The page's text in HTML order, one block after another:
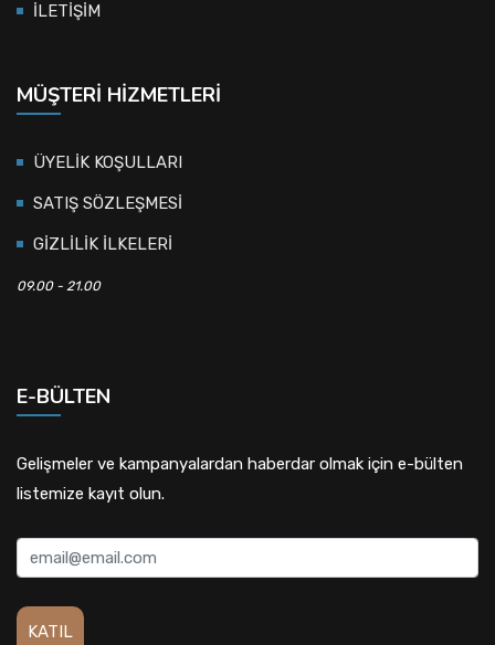
İLETİŞİM
MÜŞTERI HIZMETLERI
ÜYELİK KOŞULLARI
SATIŞ SÖZLEŞMESİ
GİZLİLİK İLKELERİ
09.00 - 21.00
E-BÜLTEN
Gelişmeler ve kampanyalardan haberdar olmak için e-bülten
listemize kayıt olun.